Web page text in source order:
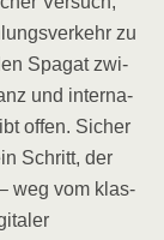
zu
Spa­gat zwi­
und inter­na­
offen. Sicher
Schritt, der
weg vom klas­